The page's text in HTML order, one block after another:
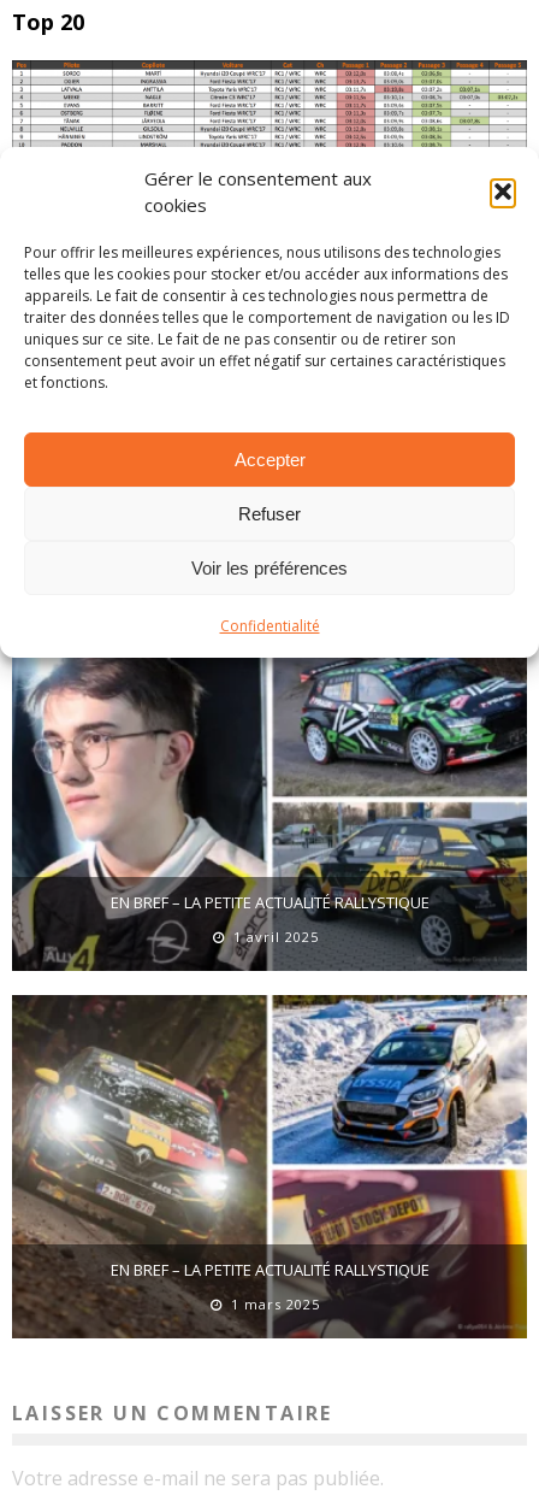
Gérer le consentement aux
cookies
Pour offrir les meilleures expériences, nous utilisons des technologies
telles que les cookies pour stocker et/ou accéder aux informations des
appareils. Le fait de consentir à ces technologies nous permettra de
traiter des données telles que le comportement de navigation ou les ID
uniques sur ce site. Le fait de ne pas consentir ou de retirer son
consentement peut avoir un effet négatif sur certaines caractéristiques
et fonctions.
Accepter
Refuser
Voir les préférences
Confidentialité
Top 20
Classement complet
Tweet
ARTICLES SIMILAIRES
EN BREF – LA PETITE ACTUALITÉ RALLYSTIQUE
1 avril 2025
EN BREF – LA PETITE ACTUALITÉ RALLYSTIQUE
1 mars 2025
LAISSER UN COMMENTAIRE
Votre adresse e-mail ne sera pas publiée.